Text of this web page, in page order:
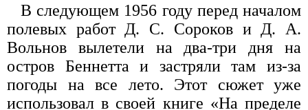
В следующем 1956 году перед началом
полевых работ Д. С. Сороков и Д. А.
Вольнов вылетели на два-три дня на
остров Беннетта и застряли там из-за
погоды на все лето. Этот сюжет уже
использовал в своей книге «На пределе